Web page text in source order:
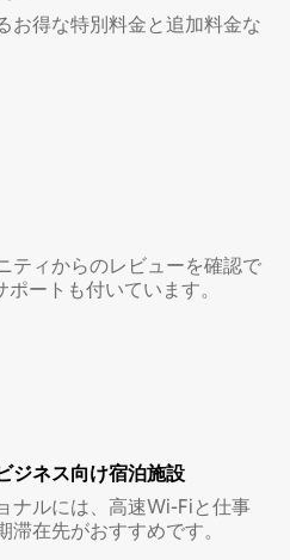
お得な特別料金と追加料金な
ティからのレビューを確認で
ートも付いています。
ジ⁠ネ⁠ス⁠向⁠け宿⁠泊⁠施⁠設
ナルには、高速Wi-Fiと仕事
在先がおすすめです。